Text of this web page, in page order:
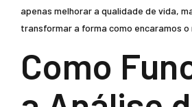
apenas melhorar a qualidade de vida,
transformar a forma como encaramos
Como